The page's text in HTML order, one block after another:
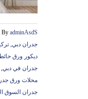
By adminAsdS
جدران دبي,
ديكور ورق
جدران في دبي,
محلات ورق
جدران السوق